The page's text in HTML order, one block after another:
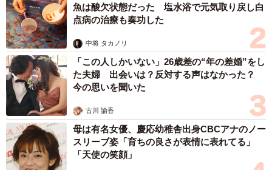
魚は酸欠状態だった 塩水浴で元気取り戻し白
点病の治療も奏功した
中将 タカノリ
「この人しかいない」26歳差の“年の差婚”をし
た夫婦 出会いは？反対する声はなかった？
今の思いを聞いた
古川 諭香
母は有名女優、慶応幼稚舎出身CBCアナのノー
スリーブ姿「育ちの良さが表情に表れてる」
「天使の笑顔」